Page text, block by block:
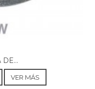
DE...
VER MÁS